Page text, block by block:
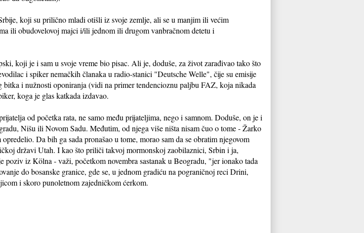
koji su prilično mladi otišli iz svoje zemlje, ali se u manjim ili većim
ili obudovelovoj majci i/ili jednom ili drugom vanbračnom detetu i
koji je i sam u svoje vreme bio pisac. Ali je, doduše, za život zarađivao tako što
i spiker nemačkih članaka u radio-stanici "Deutsche Welle", čije su emisije
bitka i nužnosti oponiranja (vidi na primer tendencioznu paljbu FAZ, koja nikada
koga je glas katkada izdavao.
od početka rata, ne samo među prijateljima, nego i samnom. Doduše, on je i
Nišu ili Novom Sadu. Međutim, od njega više ništa nisam čuo o tome - Žarko
Da bih ga sada pronašao u tome, morao sam da se obratim njegovom
državi Utah. I kao što priliči takvoj mormonskoj zaobilaznici, Srbin i ja,
iz Kölna - važi, početkom novembra sastanak u Beogradu, "jer ionako tada
do bosanske granice, gde se, u jednom gradiću na pograničnoj reci Drini,
i skoro punoletnom zajedničkom ćerkom.